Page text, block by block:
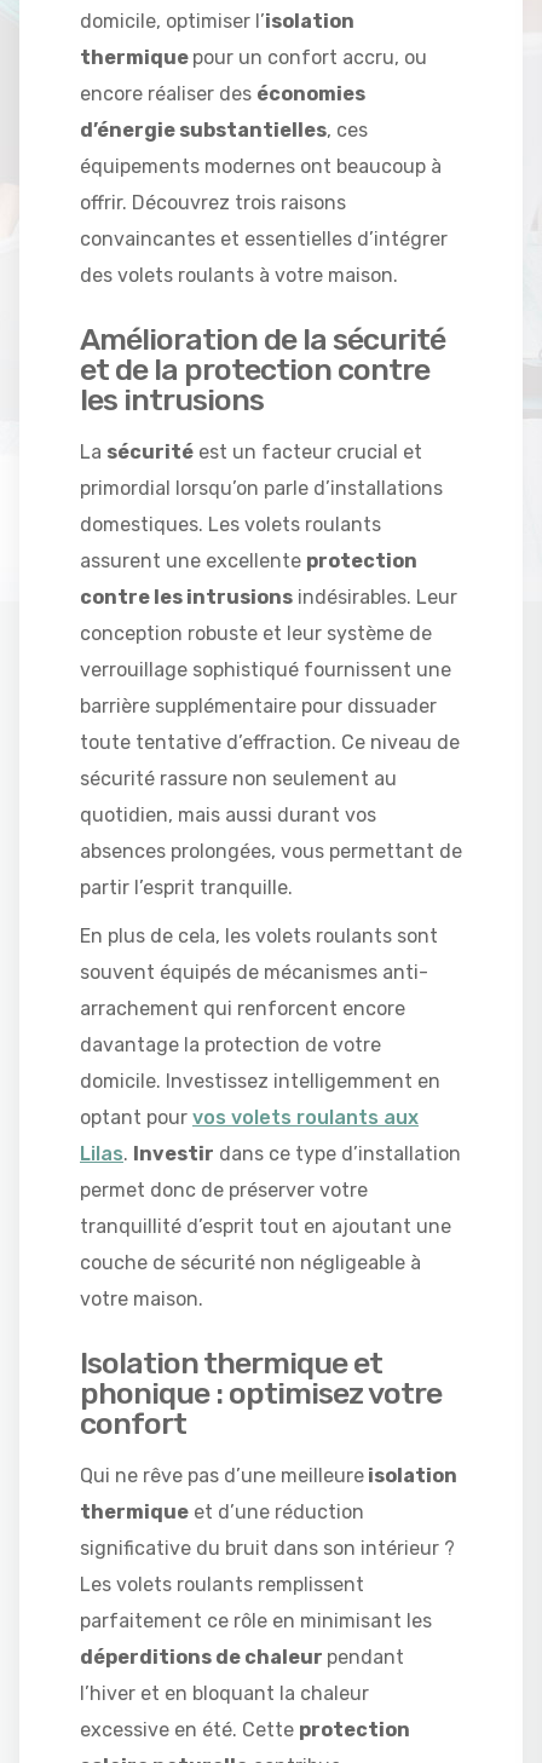
domicile, optimiser l’isolation
thermique pour un confort accru, ou
encore réaliser des économies
d’énergie substantielles, ces
équipements modernes ont beaucoup à
offrir. Découvrez trois raisons
convaincantes et essentielles d’intégrer
des volets roulants à votre maison.
Amélioration de la sécurité
et de la protection contre
les intrusions
La sécurité est un facteur crucial et
primordial lorsqu’on parle d’installations
domestiques. Les volets roulants
assurent une excellente protection
contre les intrusions indésirables. Leur
conception robuste et leur système de
verrouillage sophistiqué fournissent une
barrière supplémentaire pour dissuader
toute tentative d’effraction. Ce niveau de
sécurité rassure non seulement au
quotidien, mais aussi durant vos
absences prolongées, vous permettant de
partir l’esprit tranquille.
En plus de cela, les volets roulants sont
souvent équipés de mécanismes anti-
arrachement qui renforcent encore
davantage la protection de votre
domicile. Investissez intelligemment en
optant pour vos volets roulants aux
Lilas. Investir dans ce type d’installation
permet donc de préserver votre
tranquillité d’esprit tout en ajoutant une
couche de sécurité non négligeable à
votre maison.
Isolation thermique et
phonique : optimisez votre
confort
Qui ne rêve pas d’une meilleure isolation
thermique et d’une réduction
significative du bruit dans son intérieur ?
Les volets roulants remplissent
parfaitement ce rôle en minimisant les
déperditions de chaleur pendant
l’hiver et en bloquant la chaleur
excessive en été. Cette protection